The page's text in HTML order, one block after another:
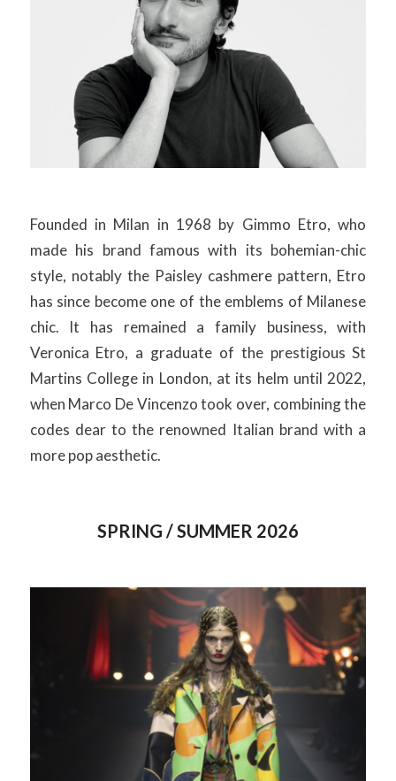
Founded in Milan in 1968 by Gimmo Etro, who
made his brand famous with its bohemian-chic
style, notably the Paisley cashmere pattern, Etro
has since become one of the emblems of Milanese
chic. It has remained a family business, with
Veronica Etro, a graduate of the prestigious St
Martins College in London, at its helm until 2022,
when Marco De Vincenzo took over, combining the
codes dear to the renowned Italian brand with a
more pop aesthetic.
SPRING / SUMMER 2026